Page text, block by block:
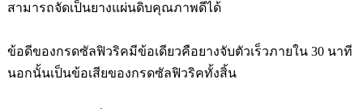
สามารถจัดเป็นยางแผ่นดิบคุณภาพดีได้
ข้อดีของกรดซัลฟิวริคมีข้อเดียวคือยางจับตัวเร็วภายใน30 นาที
นอกนั้นเป็นข้อเสียของกรดซัลฟิวริคทั้งสิ้น